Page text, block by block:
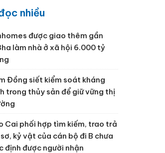
nhiều
được giao thêm gần
làm nhà ở xã hội 6.000 tỷ
Đồng siết kiểm soát kháng
trong thủy sản để giữ vững thị
Cai phối hợp tìm kiếm, trao trả
kỷ vật của cán bộ đi B chưa
định được người nhận